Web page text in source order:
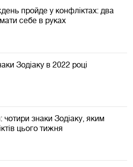
пройде у конфліктах: два
себе в руках
Зодіаку в 2022 році
знаки Зодіаку, яким
цього тижня